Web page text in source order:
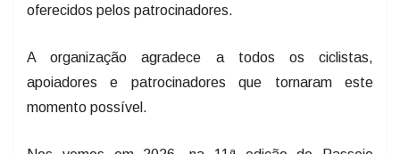
oferecidos pelos patrocinadores.
A organização agradece a todos os ciclistas,
apoiadores e patrocinadores que tornaram este
momento possível.